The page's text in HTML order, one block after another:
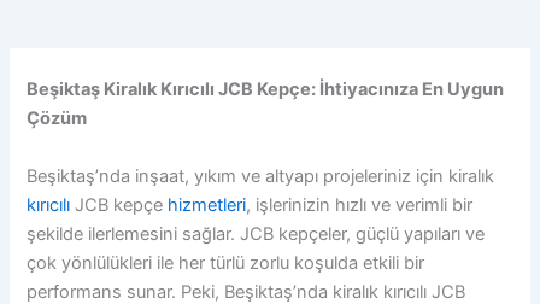
Beşiktaş Kiralık Kırıcılı JCB Kepçe: İhtiyacınıza En Uygun
Çözüm
Beşiktaş’nda inşaat, yıkım ve altyapı projeleriniz için kiralık
kırıcılı JCB kepçe hizmetleri, işlerinizin hızlı ve verimli bir
şekilde ilerlemesini sağlar. JCB kepçeler, güçlü yapıları ve
çok yönlülükleri ile her türlü zorlu koşulda etkili bir
performans sunar. Peki, Beşiktaş’nda kiralık kırıcılı JCB